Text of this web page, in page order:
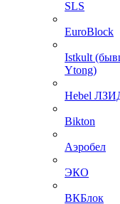
SLS
EuroBlock
Istkult
Ytong)
Hebel
Bikton
Аэробел
ЭКО
ВКБлок